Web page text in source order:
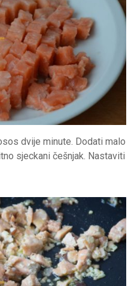
dvije minute. Dodati malo
sjeckani češnjak. Nastaviti